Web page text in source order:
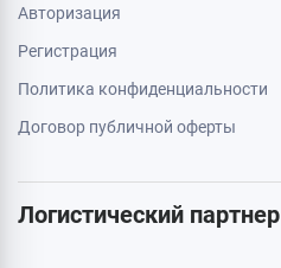
Авторизация
Регистрация
Политика конфиденциальности
Договор публичной оферты
Логистический партнер